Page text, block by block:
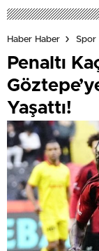
Haber Haber Spor
Penaltı
Yaşattı!